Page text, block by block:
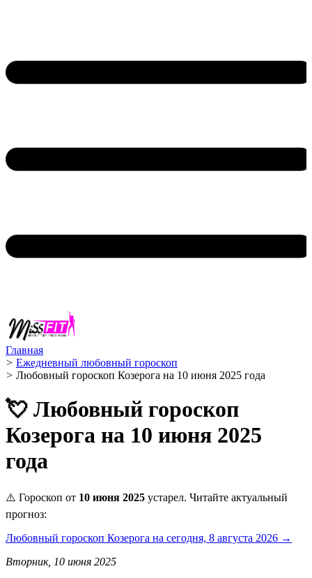
Главная
> Ежедневный любовный гороскоп
> Любовный гороскоп Козерога на 10 июня 2025 года
💘 Любовный гороскоп
Козерога на 10 июня 2025
года
⚠️ Гороскоп от 10 июня 2025 устарел. Читайте актуальный
прогноз:
Любовный гороскоп Козерога на сегодня, 8 августа 2026 →
Вторник, 10 июня 2025